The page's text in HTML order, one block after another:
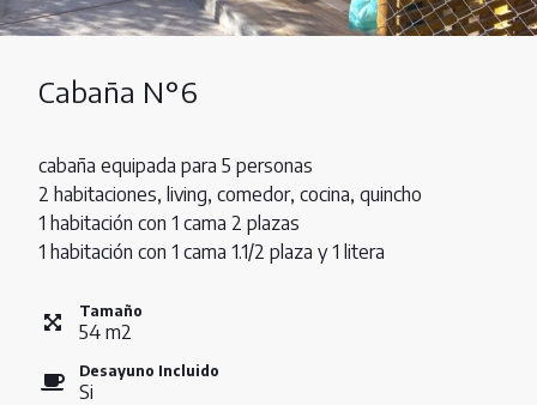
Cabaña N°6
cabaña equipada para 5 personas
2 habitaciones, living, comedor, cocina, quincho
1 habitación con 1 cama 2 plazas
1 habitación con 1 cama 1.1/2 plaza y 1 litera
Tamaño
54 m2
Desayuno Incluido
Si